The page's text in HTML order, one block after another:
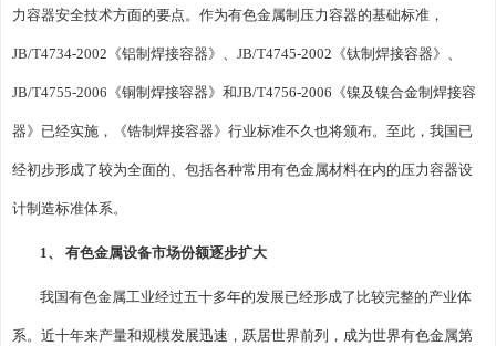
力容器安全技术方面的要点。作为有色金属制压力容器的基础标准，
JB/T4734-2002《铝制焊接容器》、JB/T4745-2002《钛制焊接容器》、
JB/T4755-2006《铜制焊接容器》和JB/T4756-2006《镍及镍合金制焊接容
器》已经实施，《锆制焊接容器》行业标准不久也将颁布。至此，我国已
经初步形成了较为全面的、包括各种常用有色金属材料在内的压力容器设
计制造标准体系。
1、 有色金属设备市场份额逐步扩大
我国有色金属工业经过五十多年的发展已经形成了比较完整的产业体
系。近十年来产量和规模发展迅速，跃居世界前列，成为世界有色金属第